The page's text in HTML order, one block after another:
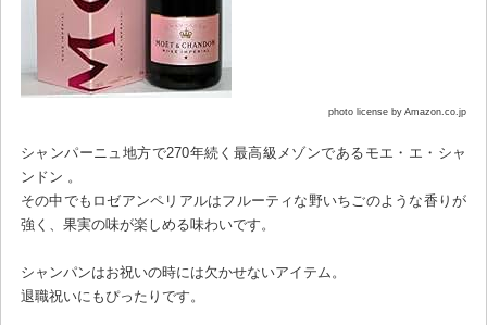
photo license by Amazon.co.jp
シャンパーニュ地方で270年続く最高級メゾンであるモエ・エ・シャ
ンドン 。
その中でもロゼアンペリアルはフルーティな野いちごのような香りが
強く、果実の味が楽しめる味わいです。
シャンパンはお祝いの時には欠かせないアイテム。
退職祝いにもぴったりです。